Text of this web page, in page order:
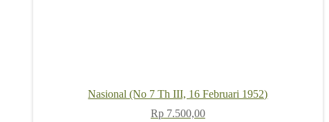
Nasional (No 7 Th III, 16 Februari 1952)
Rp7.500,00